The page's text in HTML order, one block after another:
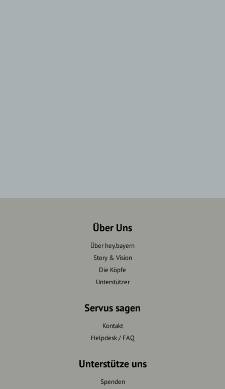
Über Uns
Über hey.bayern
Story & Vision
Die Köpfe
Unterstützer
Servus sagen
Kontakt
Helpdesk / FAQ
Unterstütze uns
Spenden